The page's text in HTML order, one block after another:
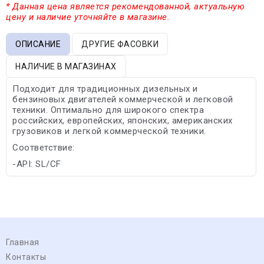
* Данная цена является рекомендованной, актуальную
цену и наличие уточняйте в магазине.
ОПИСАНИЕ ДРУГИЕ ФАСОВКИ
НАЛИЧИЕ В МАГАЗИНАХ
Подходит для традиционных дизельных и
бензиновых двигателей коммерческой и легковой
техники. Оптимально для широкого спектра
российских, европейских, японских, американских
грузовиков и легкой коммерческой техники.
Соответствие:
-API: SL/CF
Главная
Контакты